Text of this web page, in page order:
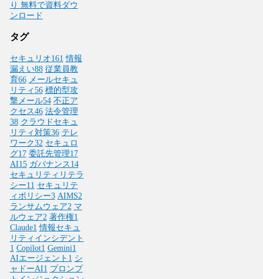
タグ
セキュリオ161 情報
漏えい88 従業員教
育66 メールセキュ
リティ 56 標的型攻
撃メール54 不正ア
クセス46 法令管理
38 クラウドセキュ
リティ対策36 テレ
ワーク32 セキュロ
グ17 委託先管理17
AI15 ガバナンス 14
セキュリティリテラ
シー11 セキュリテ
ィポリシー3 AIMS2
ランサムウェア2 マ
ルウェア2 著作権1
Claude1 情報セキュ
リティインシデント
1 Copilot1 Gemini1
AIエージェント 1 シ
ャドーAI1 プロンプ